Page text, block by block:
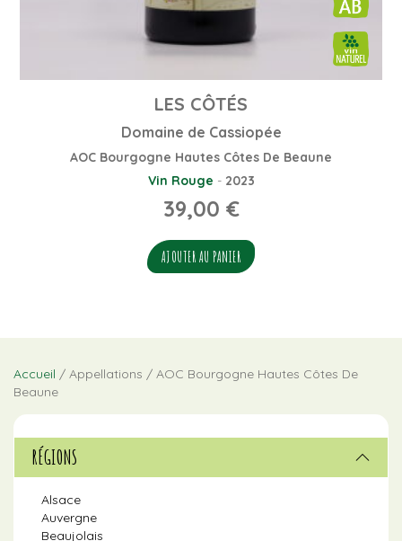
LES CÔTÉS
Domaine de Cassiopée
AOC Bourgogne Hautes Côtes De Beaune
Vin Rouge - 2023
39,00 €
AJOUTER AU PANIER
Accueil / Appellations / AOC Bourgogne Hautes Côtes De
Beaune
RÉGIONS
Alsace
Auvergne
Beaujolais